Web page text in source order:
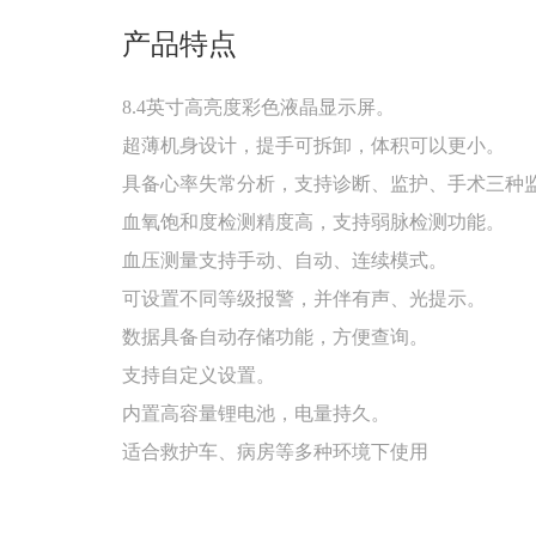
产品特点
8.4英寸高亮度彩色液晶显示屏。
超薄机身设计，提手可拆卸，体积可以更小。
具备心率失常分析，支持诊断、监护、手术三种
血氧饱和度检测精度高，支持弱脉检测功能。
血压测量支持手动、自动、连续模式。
可设置不同等级报警，并伴有声、光提示。
数据具备自动存储功能，方便查询。
支持自定义设置。
内置高容量锂电池，电量持久。
适合救护车、病房等多种环境下使用